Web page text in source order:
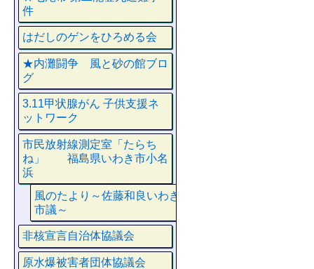
件
はだしのゲンをひろめる会
★内灘闘争 風と砂の館ブロ
グ
3.11甲状腺がん 子供支援ネ
ットワーク
市民放射線測定室「たらち
ね」 福島県いわき市小名
浜
風のたより～佐藤和良いわき
市議～
非核宣言自治体協議会
原水爆被害者団体協議会